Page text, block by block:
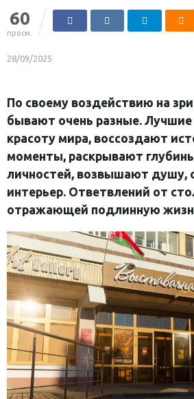
60
просм.
28/09/2025
По своему воздействию на
бывают очень разные.
красоту мира, воссоздают
моменты, раскрывают
личностей, возвышают душу,
интерьер. Ответвлений от
отражающей подлинную